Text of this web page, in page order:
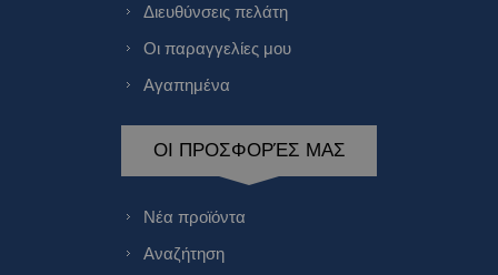
Διευθύνσεις πελάτη
Οι παραγγελίες μου
Αγαπημένα
ΟΙ ΠΡΟΣΦΟΡΈΣ ΜΑΣ
Νέα προϊόντα
Αναζήτηση